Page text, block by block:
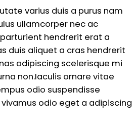
varius duis a purus nam
ullamcorper nec ac
hendrerit erat a
duis aliquet a cras hendrerit
adipiscing scelerisque mi
non.Iaculis ornare vitae
odio suspendisse
odio eget a adipiscing